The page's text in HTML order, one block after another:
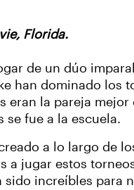
Florida.
de un dúo
han dominado los
eran la pareja
se fue a la escuela.
a lo largo de
a jugar estos
sido increíbles